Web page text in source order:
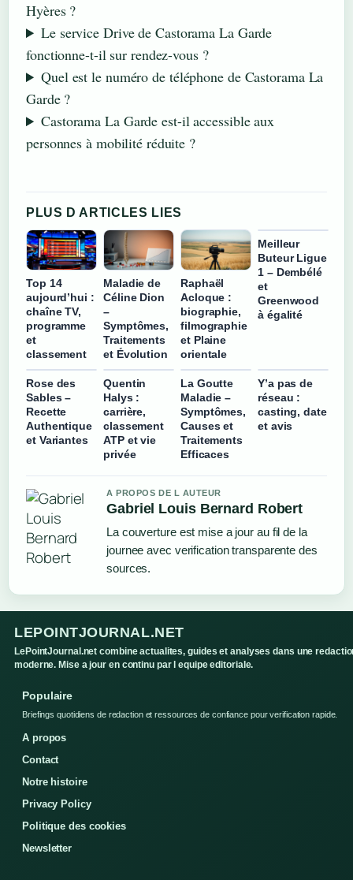
Hyères ?
Le service Drive de Castorama La Garde
fonctionne-t-il sur rendez-vous ?
Quel est le numéro de téléphone de Castorama La
Garde ?
Castorama La Garde est-il accessible aux
personnes à mobilité réduite ?
PLUS D ARTICLES LIES
Top 14
aujourd’hui :
chaîne TV,
programme
et
classement
Maladie de
Céline Dion
–
Symptômes,
Traitements
et Évolution
Raphaël
Acloque :
biographie,
filmographie
et Plaine
orientale
Meilleur
Buteur Ligue
1 – Dembélé
et
Greenwood
à égalité
Rose des
Sables –
Recette
Authentique
et Variantes
Quentin
Halys :
carrière,
classement
ATP et vie
privée
La Goutte
Maladie –
Symptômes,
Causes et
Traitements
Efficaces
Y’a pas de
réseau :
casting, date
et avis
A PROPOS DE L AUTEUR
Gabriel Louis Bernard Robert
La couverture est mise a jour au fil de la
journee avec verification transparente des
sources.
LEPOINTJOURNAL.NET
LePointJournal.net combine actualites, guides et analyses dans une
moderne. Mise a jour en continu par l equipe editoriale.
Populaire
Briefings quotidiens de redaction et ressources de confiance pour verification rapide.
A propos
Contact
Notre histoire
Privacy Policy
Politique des cookies
Newsletter